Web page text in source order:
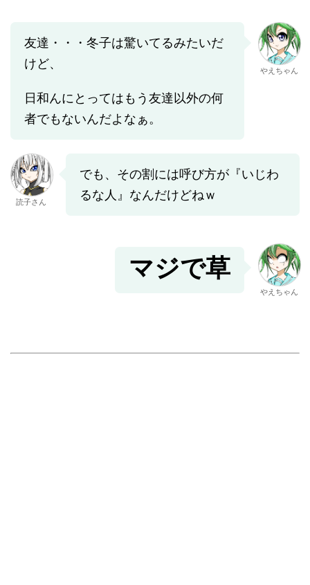
友達・・・冬子は驚いてるみたいだ
けど、
日和んにとってはもう友達以外の何
者でもないんだよなぁ。
やえちゃん
読子さん
でも、その割には呼び方が『いじわ
るな人』なんだけどねｗ
マジで草
やえちゃん